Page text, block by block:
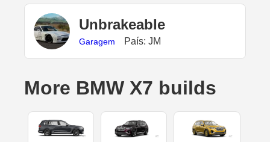
UnbrakeabIe
Garagem País: JM
More BMW X7 builds